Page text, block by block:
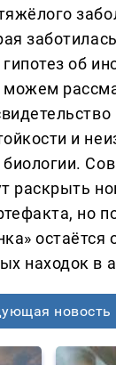
об
и
раскрыть
но
остаётся
находок в
новость